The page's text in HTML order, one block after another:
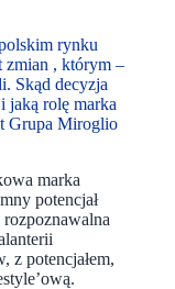
rynku
zmian , którym –
Skąd decyzja
jaką rolę marka
Grupa Miroglio
marka
potencjał
z potencjałem,